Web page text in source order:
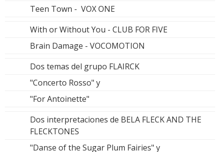
Teen Town - VOX ONE
With or Without You - CLUB FOR FIVE
Brain Damage - VOCOMOTION
Dos temas del grupo FLAIRCK
"Concerto Rosso" y
"For Antoinette"
Dos interpretaciones de BELA FLECK AND THE
FLECKTONES
"Danse of the Sugar Plum Fairies" y